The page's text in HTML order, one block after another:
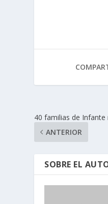
40 familias de
ANTERIOR
SOBRE EL